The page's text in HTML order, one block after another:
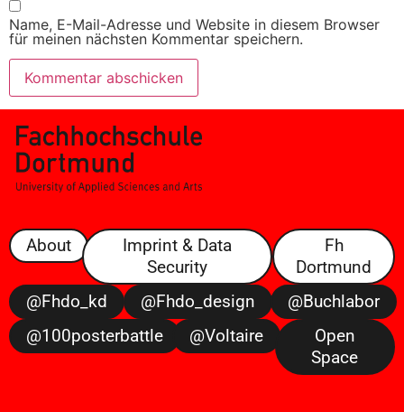
Name, E-Mail-Adresse und Website in diesem Browser
für meinen nächsten Kommentar speichern.
About
Imprint & Data
Security
Fh
Dortmund
@fhdo_kd
@fhdo_design
@buchlabor
@100posterbattle
@voltaire
Open
Space